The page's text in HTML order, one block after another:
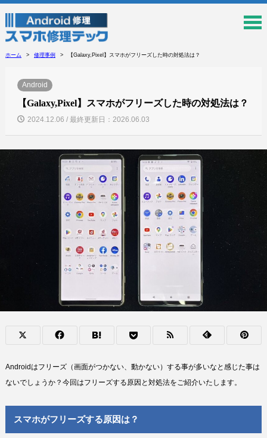
ホーム 修理事例 【Galaxy,Pixel】スマホがフリーズした時の対処法は？
Android
【Galaxy,Pixel】スマホがフリーズした時の対処法は？
2024.12.06 / 最終更新日：2026.06.03
Androidはフリーズ（画面がつかない、動かない）する事が多いなと感じた事は
ないでしょうか？今回はフリーズする原因と対処法をご紹介いたします。
スマホがフリーズする原因は？